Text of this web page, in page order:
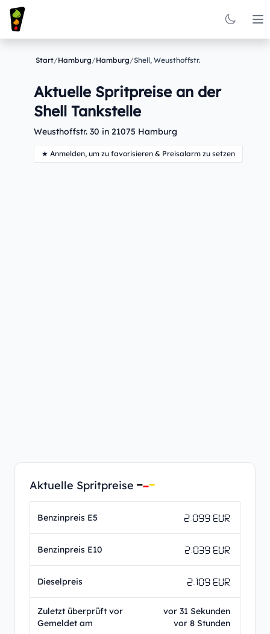
Start/Hamburg/Hamburg/Shell, Weusthoffstr.
Aktuelle Spritpreise an der
Shell Tankstelle
Weusthoffstr. 30 in 21075 Hamburg
★ Anmelden, um zu favorisieren & Preisalarm zu setzen
Aktuelle Spritpreise
Benzinpreis E5 2.099 EUR
Benzinpreis E10 2.039 EUR
Dieselpreis 2.109 EUR
Zuletzt überprüft vor
Gemeldet am
vor 31 Sekunden
vor 8 Stunden